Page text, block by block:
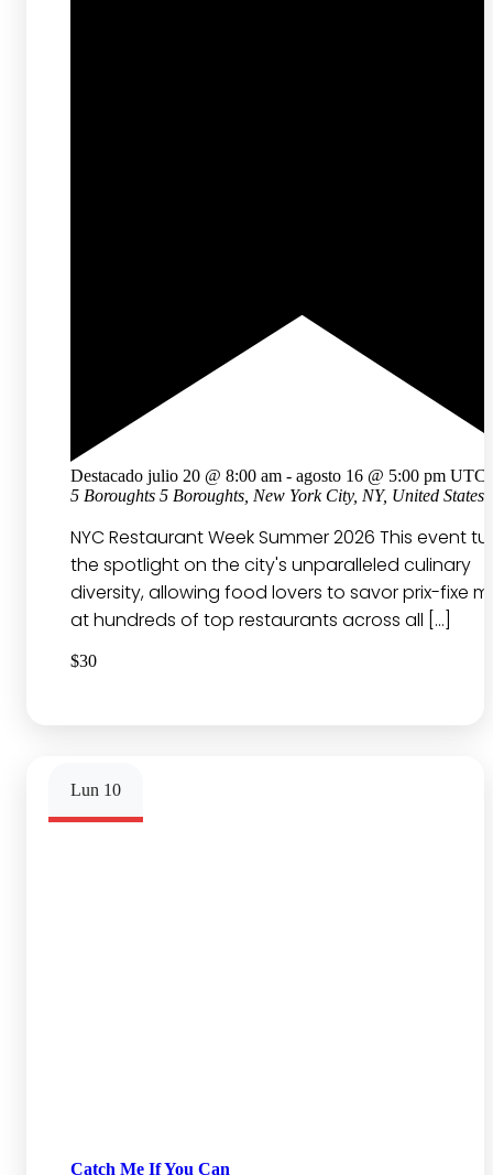
Destacado julio 20 @ 8:00 am - agosto 16 @ 5:00 pm
5 Boroughts 5 Boroughts, New York City, NY, United States
NYC Restaurant Week Summer 2026 This event
the spotlight on the city's unparalleled culinary
diversity, allowing food lovers to savor prix-fixe
at hundreds of top restaurants across all […]
$30
Lun 10
Catch Me If You Can